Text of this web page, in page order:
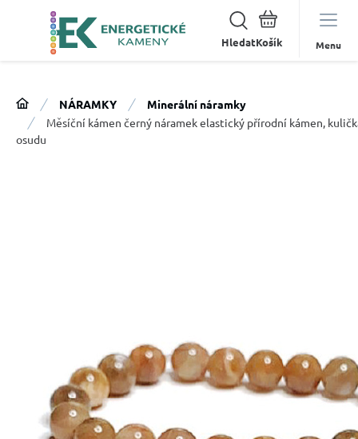
Hledat Menu
NÁRAMKY
Minerální náramky
Měsíční kámen černý náramek elastický přírodní kámen,
osudu